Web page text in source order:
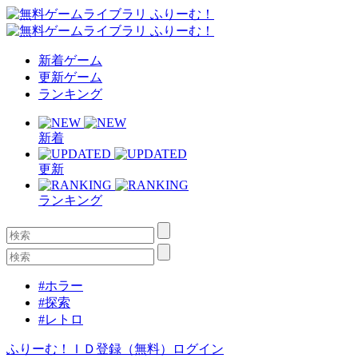
新着ゲーム
更新ゲーム
ランキング
新着
更新
ランキング
#ホラー
#探索
#レトロ
ふりーむ！ＩＤ登録（無料） ログイン